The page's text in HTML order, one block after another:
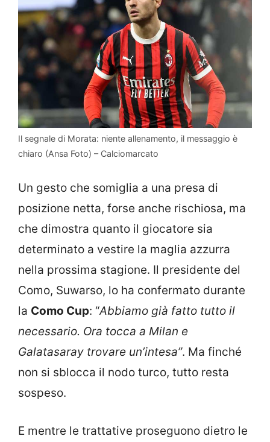
Il segnale di Morata: niente allenamento, il messaggio è
chiaro (Ansa Foto) – Calciomarcato
Un gesto che somiglia a una presa di
posizione netta, forse anche rischiosa, ma
che dimostra quanto il giocatore sia
determinato a vestire la maglia azzurra
nella prossima stagione. Il presidente del
Como, Suwarso, lo ha confermato durante
la Como Cup: “Abbiamo già fatto tutto il
necessario. Ora tocca a Milan e
Galatasaray trovare un’intesa”. Ma finché
non si sblocca il nodo turco, tutto resta
sospeso.
E mentre le trattative proseguono dietro le